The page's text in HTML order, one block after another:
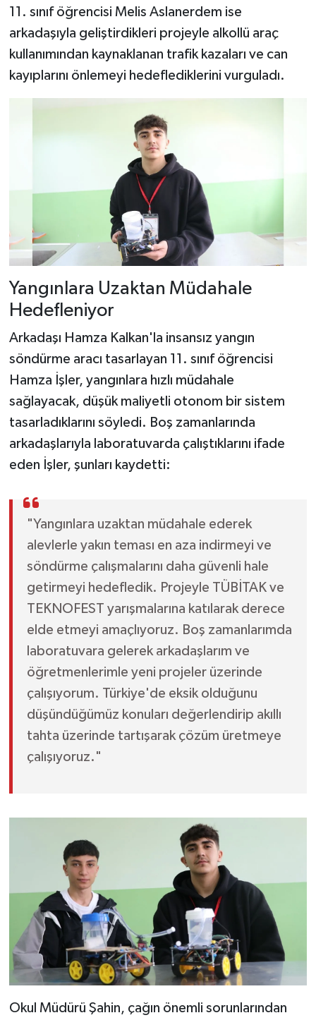
11. sınıf öğrencisi Melis Aslanerdem ise
arkadaşıyla geliştirdikleri projeyle alkollü araç
kullanımından kaynaklanan trafik kazaları ve can
kayıplarını önlemeyi hedeflediklerini vurguladı.
Yangınlara Uzaktan Müdahale
Hedefleniyor
Arkadaşı Hamza Kalkan'la insansız yangın
söndürme aracı tasarlayan 11. sınıf öğrencisi
Hamza İşler, yangınlara hızlı müdahale
sağlayacak, düşük maliyetli otonom bir sistem
tasarladıklarını söyledi. Boş zamanlarında
arkadaşlarıyla laboratuvarda çalıştıklarını ifade
eden İşler, şunları kaydetti:
"Yangınlara uzaktan müdahale ederek
alevlerle yakın teması en aza indirmeyi ve
söndürme çalışmalarını daha güvenli hale
getirmeyi hedefledik. Projeyle TÜBİTAK ve
TEKNOFEST yarışmalarına katılarak derece
elde etmeyi amaçlıyoruz. Boş zamanlarımda
laboratuvara gelerek arkadaşlarım ve
öğretmenlerimle yeni projeler üzerinde
çalışıyorum. Türkiye'de eksik olduğunu
düşündüğümüz konuları değerlendirip akıllı
tahta üzerinde tartışarak çözüm üretmeye
çalışıyoruz."
Okul Müdürü Şahin, çağın önemli sorunlarından